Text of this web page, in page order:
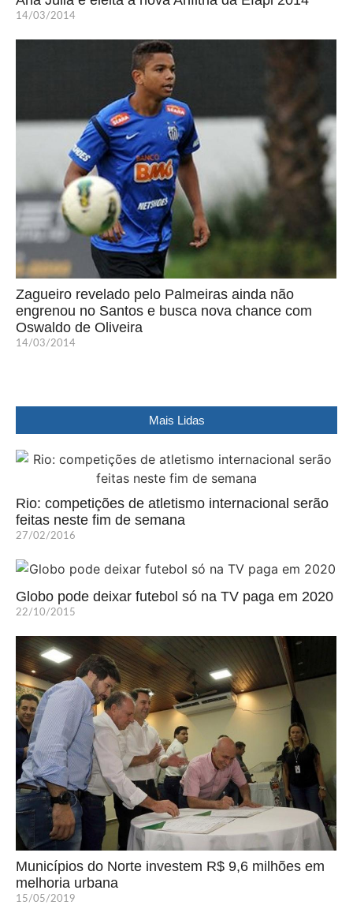
14/03/2014
Zagueiro revelado pelo Palmeiras ainda não
engrenou no Santos e busca nova chance com
Oswaldo de Oliveira
14/03/2014
Mais Lidas
Rio: competições de atletismo internacional serão
feitas neste fim de semana
27/02/2016
Globo pode deixar futebol só na TV paga em 2020
22/10/2015
Municípios do Norte investem R$ 9,6 milhões em
melhoria urbana
15/05/2019